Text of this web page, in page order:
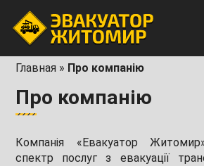
Главная » Про компанію
Про компанію
Компанія «Евакуатор
спектр послуг з евакуації